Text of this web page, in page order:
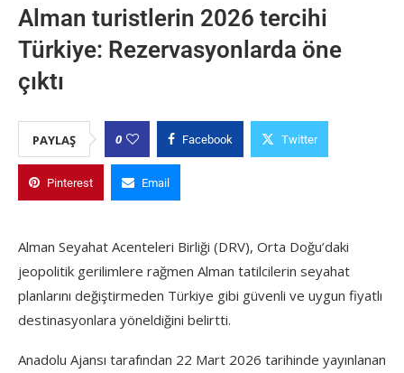
Alman turistlerin 2026 tercihi
Türkiye: Rezervasyonlarda öne
çıktı
PAYLAŞ 0 Facebook Twitter
Pinterest Email
Alman Seyahat Acenteleri Birliği (DRV), Orta Doğu’daki
jeopolitik gerilimlere rağmen Alman tatilcilerin seyahat
planlarını değiştirmeden Türkiye gibi güvenli ve uygun fiyatlı
destinasyonlara yöneldiğini belirtti.
Anadolu Ajansı tarafından 22 Mart 2026 tarihinde yayınlanan